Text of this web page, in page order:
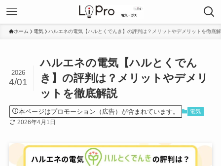
ホーム 電気 ハルエネの電気【ハルとくでんき】の評判は？メリットやデメリットを徹底
ハルエネの電気【ハルとくでん
き】の評判は？メリットやデメリ
ットを徹底解説
2026
4/01
本ページはプロモーション（広告）が含まれています。 電気
2026年4月1日